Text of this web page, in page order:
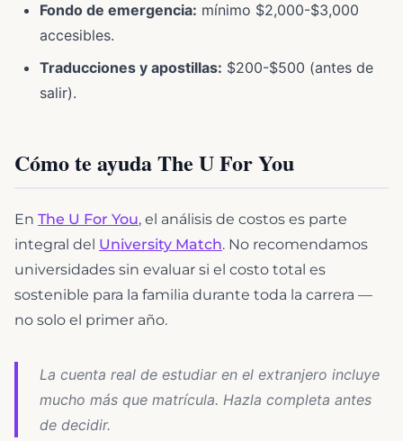
Fondo de emergencia: mínimo $2,000-$3,000
accesibles.
Traducciones y apostillas: $200-$500 (antes de
salir).
Cómo te ayuda The U For You
En The U For You, el análisis de costos es parte
integral del University Match. No recomendamos
universidades sin evaluar si el costo total es
sostenible para la familia durante toda la carrera —
no solo el primer año.
La cuenta real de estudiar en el extranjero incluye
mucho más que matrícula. Hazla completa antes
de decidir.